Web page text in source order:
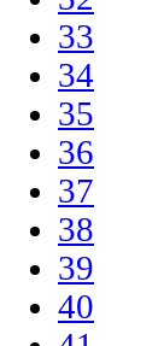
33
34
35
36
37
38
39
40